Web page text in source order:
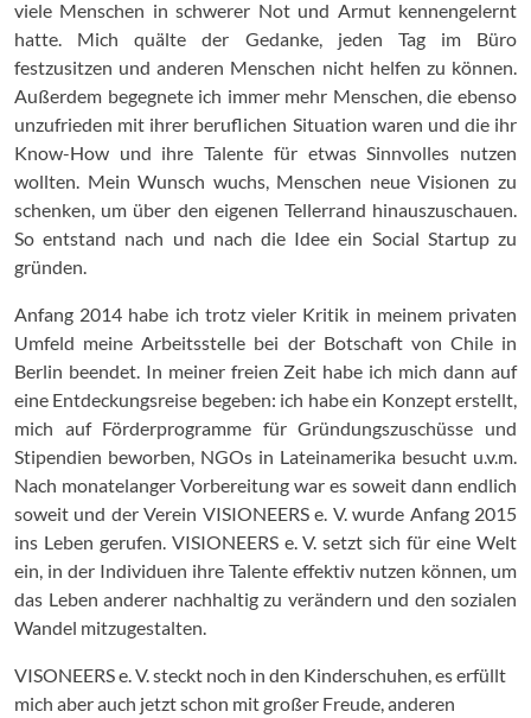
viele Menschen in schwerer Not und Armut kennengelernt
hatte. Mich quälte der Gedanke, jeden Tag im Büro
festzusitzen und anderen Menschen nicht helfen zu können.
Außerdem begegnete ich immer mehr Menschen, die ebenso
unzufrieden mit ihrer beruflichen Situation waren und die ihr
Know-How und ihre Talente für etwas Sinnvolles nutzen
wollten. Mein Wunsch wuchs, Menschen neue Visionen zu
schenken, um über den eigenen Tellerrand hinauszuschauen.
So entstand nach und nach die Idee ein Social Startup zu
gründen.
Anfang 2014 habe ich trotz vieler Kritik in meinem privaten
Umfeld meine Arbeitsstelle bei der Botschaft von Chile in
Berlin beendet. In meiner freien Zeit habe ich mich dann auf
eine Entdeckungsreise begeben: ich habe ein Konzept erstellt,
mich auf Förderprogramme für Gründungszuschüsse und
Stipendien beworben, NGOs in Lateinamerika besucht u.v.m.
Nach monatelanger Vorbereitung war es soweit dann endlich
soweit und der Verein VISIONEERS e. V. wurde Anfang 2015
ins Leben gerufen. VISIONEERS e. V. setzt sich für eine Welt
ein, in der Individuen ihre Talente effektiv nutzen können, um
das Leben anderer nachhaltig zu verändern und den sozialen
Wandel mitzugestalten.
VISONEERS e. V. steckt noch in den Kinderschuhen, es erfüllt
mich aber auch jetzt schon mit großer Freude, anderen